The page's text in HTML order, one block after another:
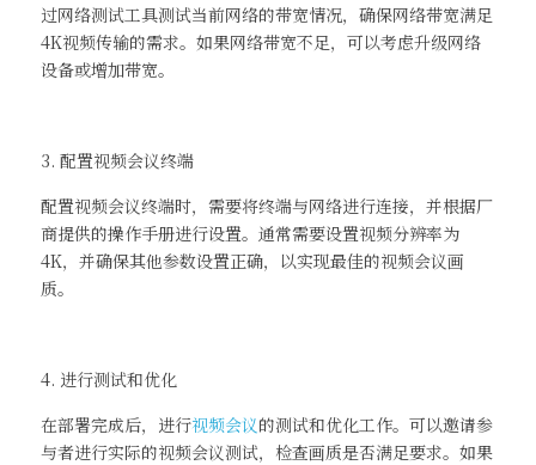
过网络测试工具测试当前网络的带宽情况，确保网络带宽满足
4K视频传输的需求。如果网络带宽不足，可以考虑升级网络
设备或增加带宽。
3. 配置视频会议终端
配置视频会议终端时，需要将终端与网络进行连接，并根据厂
商提供的操作手册进行设置。通常需要设置视频分辨率为
4K，并确保其他参数设置正确，以实现最佳的视频会议画
质。
4. 进行测试和优化
在部署完成后，进行视频会议的测试和优化工作。可以邀请参
与者进行实际的视频会议测试，检查画质是否满足要求。如果